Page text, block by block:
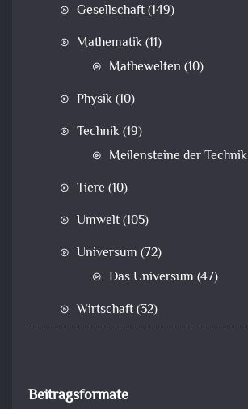
Gesellschaft(149)
Mathematik(11)
Mathewelten (10)
Physik(10)
Technik(19)
Meilensteine der Technik
Tiere (10)
Umwelt(105)
Universum (72)
Das Universum (47)
Wirtschaft(32)
Beitragsformate